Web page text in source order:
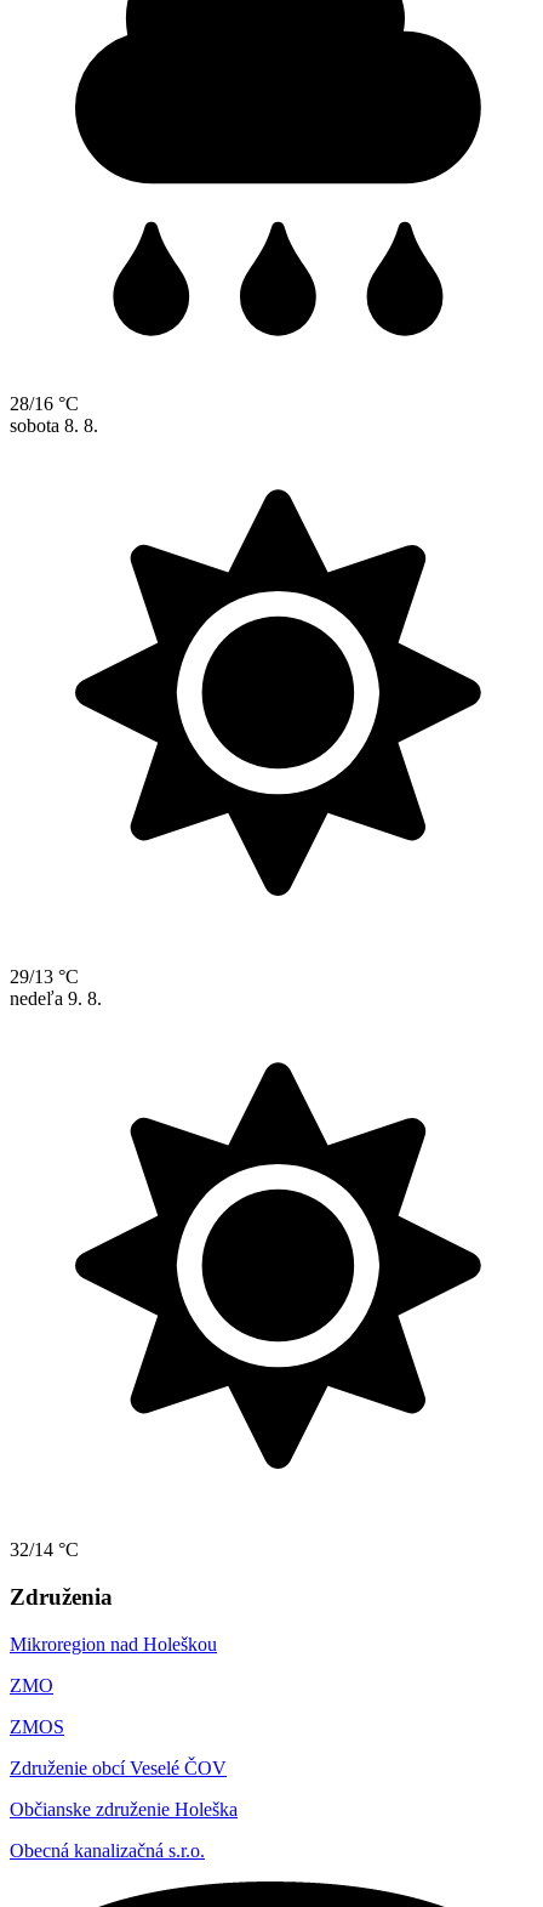
28/16 °C
sobota 8. 8.
29/13 °C
nedeľa 9. 8.
32/14 °C
Združenia
Mikroregion nad Holeškou
ZMO
ZMOS
Združenie obcí Veselé ČOV
Občianske združenie Holeška
Obecná kanalizačná s.r.o.